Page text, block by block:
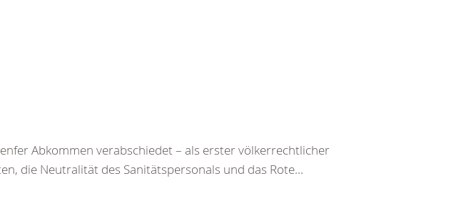
Abkommen verabschiedet – als erster völkerrechtlicher
die Neutralität des Sanitätspersonals und das Rote...